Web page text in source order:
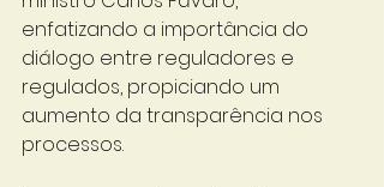
enfatizando a importância do
diálogo entre reguladores e
regulados, propiciando um
aumento da transparência nos
processos.